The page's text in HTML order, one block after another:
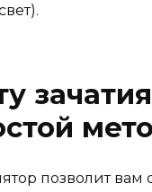
позволит